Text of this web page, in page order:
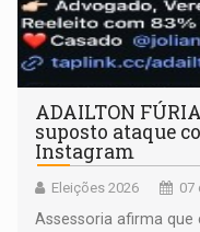
ADAILTON
suposto ataque
Instagram
Eleições 2026 07
Assessoria afirma que